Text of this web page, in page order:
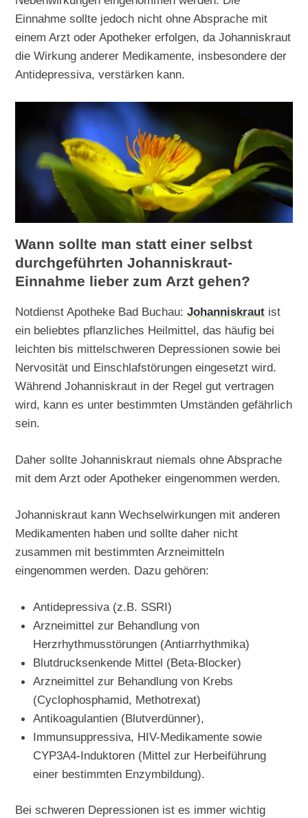
Einnahme sollte jedoch nicht ohne Absprache mit
einem Arzt oder Apotheker erfolgen, da Johanniskraut
die Wirkung anderer Medikamente, insbesondere der
Antidepressiva, verstärken kann.
Wann sollte man statt einer selbst
durchgeführten Johanniskraut-
Einnahme lieber zum Arzt gehen?
Notdienst Apotheke Bad Buchau:Johanniskraut ist
ein beliebtes pflanzliches Heilmittel, das häufig bei
leichten bis mittelschweren Depressionen sowie bei
Nervosität und Einschlafstörungen eingesetzt wird.
Während Johanniskraut in der Regel gut vertragen
wird, kann es unter bestimmten Umständen gefährlich
sein.
Daher sollte Johanniskraut niemals ohne Absprache
mit dem Arzt oder Apotheker eingenommen werden.
Johanniskraut kann Wechselwirkungen mit anderen
Medikamenten haben und sollte daher nicht
zusammen mit bestimmten Arzneimitteln
eingenommen werden. Dazu gehören:
Antidepressiva (z.B. SSRI)
Arzneimittel zur Behandlung von
Herzrhythmusstörungen (Antiarrhythmika)
Blutdrucksenkende Mittel (Beta-Blocker)
Arzneimittel zur Behandlung von Krebs
(Cyclophosphamid, Methotrexat)
Antikoagulantien (Blutverdünner),
Immunsuppressiva, HIV-Medikamente sowie
CYP3A4-Induktoren (Mittel zur Herbeiführung
einer bestimmten Enzymbildung).
Bei schweren Depressionen ist es immer wichtig